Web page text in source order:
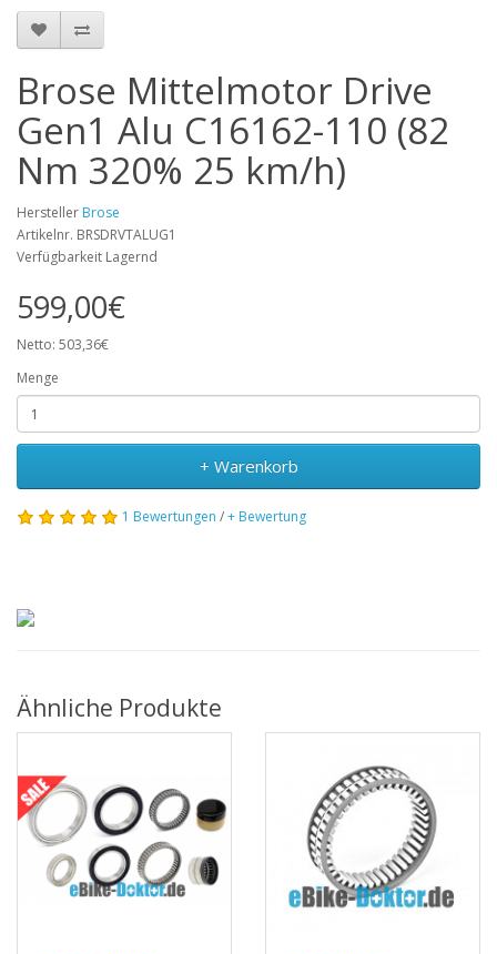
Brose Mittelmotor Drive
Gen1 Alu C16162-110 (82
Nm 320% 25 km/h)
Hersteller Brose
Artikelnr. BRSDRVTALUG1
Verfügbarkeit Lagernd
599,00€
Netto: 503,36€
Menge
+ Warenkorb
1 Bewertungen /+ Bewertung
Ähnliche Produkte